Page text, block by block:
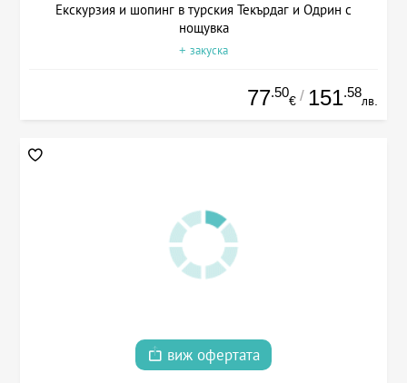
Екскурзия и шопинг в турския Текърдаг и Одрин с
нощувка
+ закуска
77.50
€ / 151.58
лв.
виж офертата